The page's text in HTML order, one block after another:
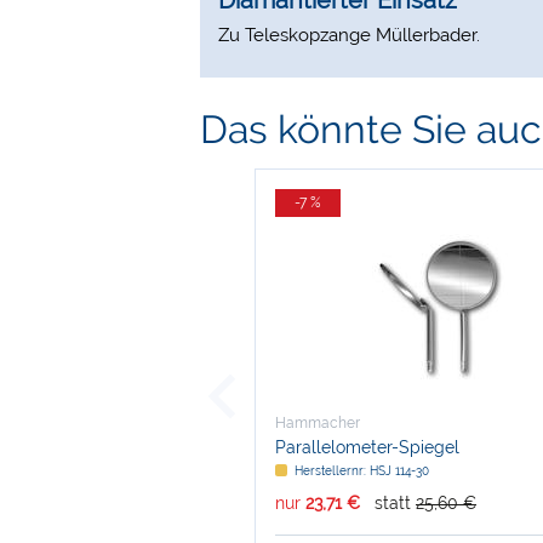
Zu Teleskopzange Müllerbader.
Das könnte Sie
-7 %
Hammacher
Parallelometer-Spiegel
Herstellernr: HSJ 114-30
nur 23,71 € statt 25,60 €